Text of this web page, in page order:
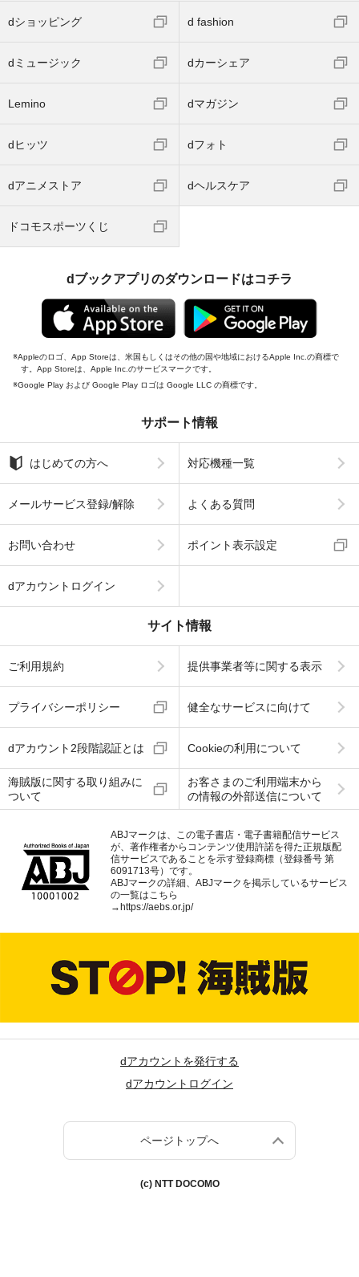
dショッピング d fashion
dミュージック dカーシェア
Lemino dマガジン
dヒッツ dフォト
dアニメストア dヘルスケア
ドコモスポーツくじ
dブックアプリのダウンロードはコチラ
Appleのロゴ、App Storeは、米国もしくはその他の国や地域におけるApple Inc.の商標で
す。App Storeは、Apple Inc.のサービスマークです。
Google Play および Google Play ロゴは Google LLC の商標です。
サポート情報
はじめての方へ 対応機種一覧
メールサービス登録/解除 よくある質問
お問い合わせ ポイント表示設定
dアカウントログイン
サイト情報
ご利用規約 提供事業者等に関する表示
プライバシーポリシー 健全なサービスに向けて
dアカウント2段階認証とは Cookieの利用について
海賊版に関する取り組みに
ついて
お客さまのご利用端末から
の情報の外部送信について
ABJマークは、この電子書店・電子書籍配信サービス
が、著作権者からコンテンツ使用許諾を得た正規版配
信サービスであることを示す登録商標（登録番号 第
6091713号）です。
ABJマークの詳細、ABJマークを掲示しているサービス
の一覧はこちら
→ https://aebs.or.jp/
dアカウントを発行する
dアカウントログイン
ページトップへ
(c) NTT DOCOMO